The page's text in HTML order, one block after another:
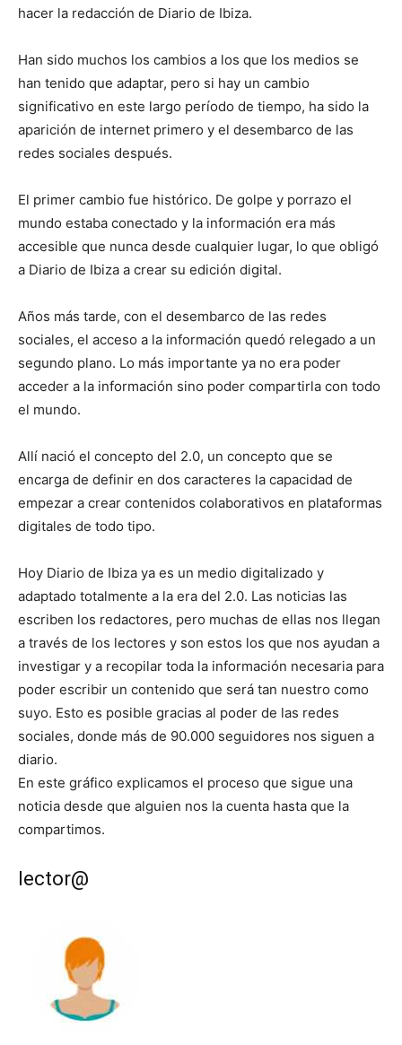
hacer la redacción de Diario de Ibiza.
Han sido muchos los cambios a los que los medios se
han tenido que adaptar, pero si hay un cambio
significativo en este largo período de tiempo, ha sido la
aparición de internet primero y el desembarco de las
redes sociales después.
El primer cambio fue histórico. De golpe y porrazo el
mundo estaba conectado y la información era más
accesible que nunca desde cualquier lugar, lo que obligó
a Diario de Ibiza a crear su edición digital.
Años más tarde, con el desembarco de las redes
sociales, el acceso a la información quedó relegado a un
segundo plano. Lo más importante ya no era poder
acceder a la información sino poder compartirla con todo
el mundo.
Allí nació el concepto del 2.0, un concepto que se
encarga de definir en dos caracteres la capacidad de
empezar a crear contenidos colaborativos en plataformas
digitales de todo tipo.
Hoy Diario de Ibiza ya es un medio digitalizado y
adaptado totalmente a la era del 2.0. Las noticias las
escriben los redactores, pero muchas de ellas nos llegan
a través de los lectores y son estos los que nos ayudan a
investigar y a recopilar toda la información necesaria para
poder escribir un contenido que será tan nuestro como
suyo. Esto es posible gracias al poder de las redes
sociales, donde más de 90.000 seguidores nos siguen a
diario.
En este gráfico explicamos el proceso que sigue una
noticia desde que alguien nos la cuenta hasta que la
compartimos.
lector@